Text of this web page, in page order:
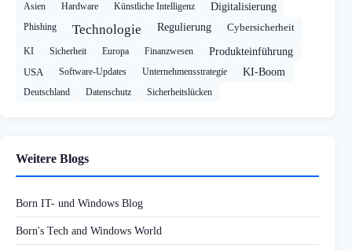
Asien Hardware Künstliche Intelligenz Digitalisierung
Phishing Technologie Regulierung Cybersicherheit
KI Sicherheit Europa Finanzwesen
Produkteinführung
USA
Software-Updates Unternehmensstrategie KI-Boom
Deutschland Datenschutz Sicherheitslücken
Weitere Blogs
Born IT- und Windows Blog
Born's Tech and Windows World